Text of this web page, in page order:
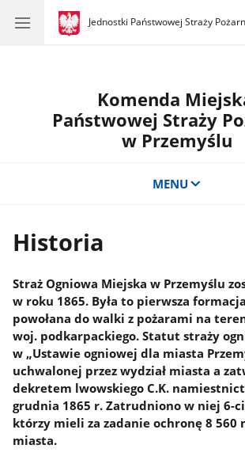
gov.pl
Jednostki Państwowej Straży
gov.pl
Jednostki
Komenda
Państwowej Straży
w Przemyślu
MENU
Historia
Straż Ogniowa Miejska w Przemyślu
w roku 1865. Była to pierwsza
powołana do walki z pożarami na
woj. podkarpackiego. Statut straży
w „Ustawie ogniowej dla miasta
uchwalonej przez wydział miasta a
dekretem lwowskiego C.K.
grudnia 1865 r. Zatrudniono w niej 6-
którzy mieli za zadanie ochronę 8 560
miasta.